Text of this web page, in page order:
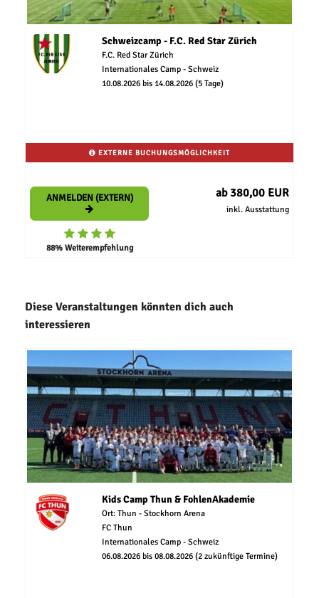
Schweizcamp - F.C. Red Star Zürich
F.C. Red Star Zürich
Internationales Camp - Schweiz
10.08.2026 bis 14.08.2026 (5 Tage)
EXTERNE BUCHUNGSMÖGLICHKEIT
ANMELDEN (EXTERN)
88% Weiterempfehlung
ab 380,00 EUR
inkl. Ausstattung
Diese Veranstaltungen könnten dich auch
interessieren
Kids Camp Thun & FohlenAkademie
Ort: Thun - Stockhorn Arena
FC Thun
Internationales Camp - Schweiz
06.08.2026 bis 08.08.2026 (2 zukünftige Termine)